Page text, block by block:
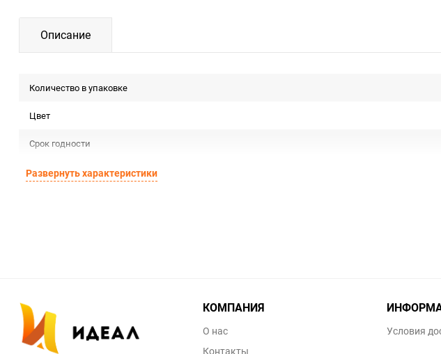
Описание
Количество в упаковке
Цвет
Срок годности
Страна изготовителя
Единица измерения
Развернуть характеристики
КОМПАНИЯ
О нас
Контакты
Условия